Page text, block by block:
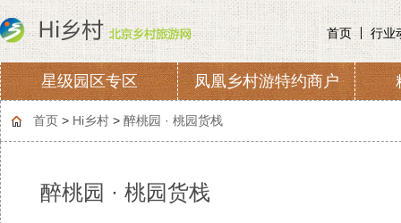
首页 行业
星级园区专区 凤凰乡村游特约商户
协会章程 会费收取及管理
首页 > Hi乡村 > 醉桃园 · 桃园货栈
醉桃园 · 桃园货栈